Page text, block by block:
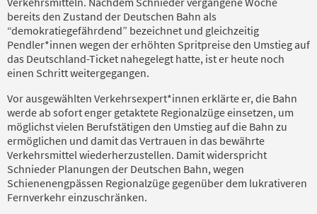
bereits den Zustand der Deutschen Bahn als
“demokratiegefährdend” bezeichnet und gleichzeitig
Pendler*innen wegen der erhöhten Spritpreise den Umstieg auf
das Deutschland-Ticket nahegelegt hatte, ist er heute noch
einen Schritt weitergegangen.
Vor ausgewählten Verkehrsexpert*innen erklärte er, die Bahn
werde ab sofort enger getaktete Regionalzüge einsetzen, um
möglichst vielen Berufstätigen den Umstieg auf die Bahn zu
ermöglichen und damit das Vertrauen in das bewährte
Verkehrsmittel wiederherzustellen. Damit widerspricht
Schnieder Planungen der Deutschen Bahn, wegen
Schienenengpässen Regionalzüge gegenüber dem lukrativeren
Fernverkehr einzuschränken.